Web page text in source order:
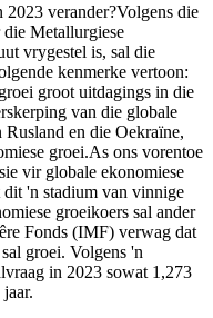
verander?Volgens die
Metallurgiese
vrygestel is, sal die
kenmerke vertoon:
groot uitdagings in die
van die globale
en die Oekraïne,
groei.As ons vorentoe
vir globale ekonomiese
'n stadium van vinnige
groeikoers sal ander
Fonds (IMF) verwag dat
groei. Volgens 'n
in 2023 sowat 1,273